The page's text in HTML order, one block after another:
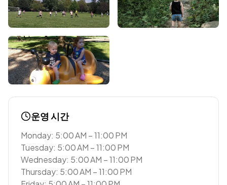
운영 시간
Monday: 5:00 AM – 11:00 PM
Tuesday: 5:00 AM – 11:00 PM
Wednesday: 5:00 AM – 11:00 PM
Thursday: 5:00 AM – 11:00 PM